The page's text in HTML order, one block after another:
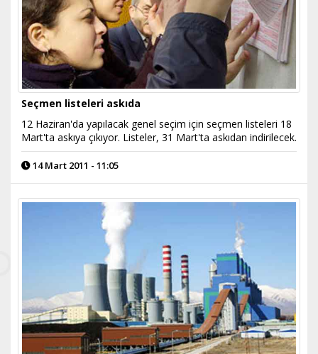
Seçmen listeleri askıda
12 Haziran'da yapılacak genel seçim için seçmen listeleri 18
Mart'ta askıya çıkıyor. Listeler, 31 Mart'ta askıdan indirilecek.
14 Mart 2011 - 11:05